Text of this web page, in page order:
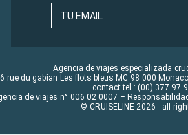
TU EMAIL
Agencia de viajes especializada
rue du gabian Les flots bleus MC 98 000
contact tel : (00) 377 97
de viajes n° 006 02 0007 –
© CRUISELINE 2026 - all